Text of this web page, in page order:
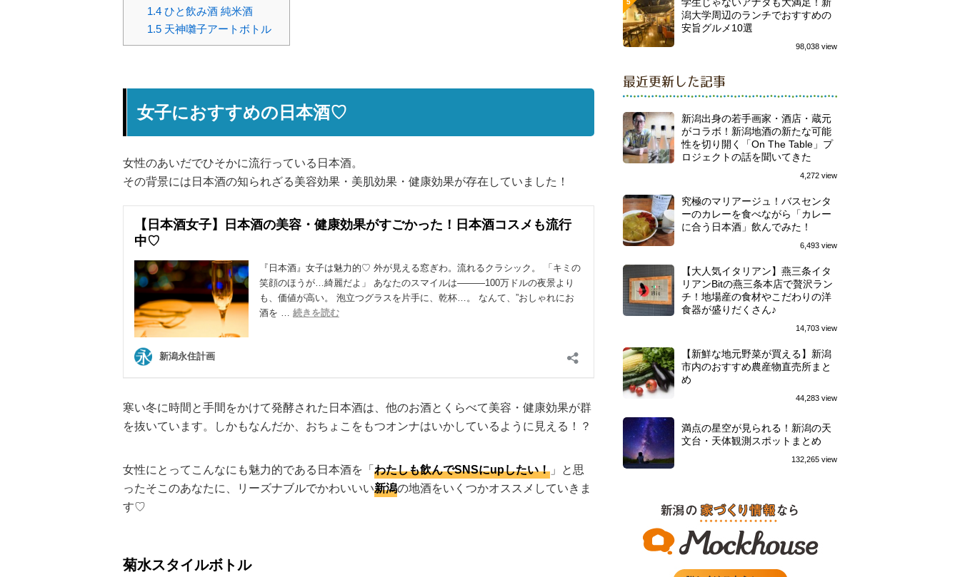
1.4ひと飲み酒 純米酒
1.5天神囃子アートボトル
女子におすすめの日本酒♡
女性のあいだでひそかに流行っている日本酒。
その背景には日本酒の知られざる美容効果・美肌効果・健康効果が存在していました！
寒い冬に時間と手間をかけて発酵された日本酒は、他のお酒とくらべて美容・健康効果が群
を抜いています。しかもなんだか、おちょこをもつオンナはいかしているように見える！？
女性にとってこんなにも魅力的である日本酒を「 わたしも飲んでSNSにupしたい！ 」と思
ったそこのあなたに、リーズナブルでかわいいい新潟の地酒をいくつかオススメしていきま
す♡
菊水スタイルボトル
潟大学周辺のランチでおすすめの
安旨グルメ10選
98,038 view
最近更新した記事
新潟出身の若手画家・酒店・蔵元
がコラボ！新潟地酒の新たな可能
性を切り開く「On The Table」プ
ロジェクトの話を聞いてきた
4,272 view
究極のマリアージュ！バスセンタ
ーのカレーを食べながら「カレー
に合う日本酒」飲んでみた！
6,493 view
【大人気イタリアン】燕三条イタ
リアンBitの燕三条本店で贅沢ラン
チ！地場産の食材やこだわりの洋
食器が盛りだくさん♪
14,703 view
【新鮮な地元野菜が買える】新潟
市内のおすすめ農産物直売所まと
め
44,283 view
満点の星空が見られる！新潟の天
文台・天体観測スポットまとめ
132,265 view